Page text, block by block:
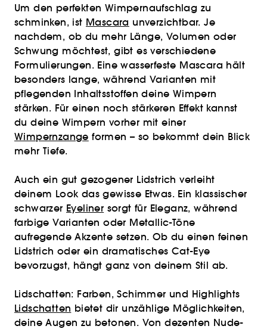
Um den perfekten Wimpernaufschlag zu
schminken, ist Mascara unverzichtbar. Je
nachdem, ob du mehr Länge, Volumen oder
Schwung möchtest, gibt es verschiedene
Formulierungen. Eine wasserfeste Mascara hält
besonders lange, während Varianten mit
pflegenden Inhaltsstoffen deine Wimpern
stärken. Für einen noch stärkeren Effekt kannst
du deine Wimpern vorher mit einer
Wimpernzange formen – so bekommt dein Blick
mehr Tiefe.
Auch ein gut gezogener Lidstrich verleiht
deinem Look das gewisse Etwas. Ein klassischer
schwarzer Eyeliner sorgt für Eleganz, während
farbige Varianten oder Metallic-Töne
aufregende Akzente setzen. Ob du einen feinen
Lidstrich oder ein dramatisches Cat-Eye
bevorzugst, hängt ganz von deinem Stil ab.
Lidschatten: Farben, Schimmer und Highlights
Lidschatten bietet dir unzählige Möglichkeiten,
deine Augen zu betonen. Von dezenten Nude-